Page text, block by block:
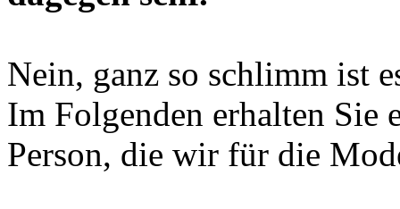
Nein, ganz so schlimm ist
Im Folgenden erhalten Sie
Person, die wir für die